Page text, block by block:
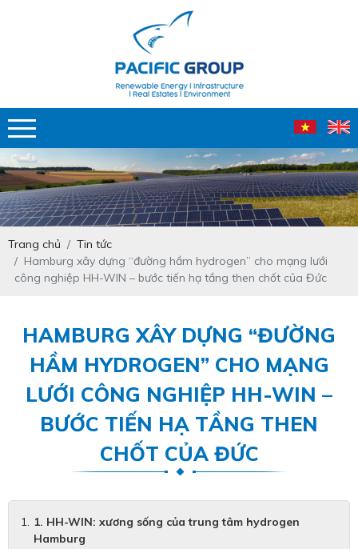
Trang chủ
Tin tức
Hamburg xây dựng “đường hầm hydrogen” cho mạng lưới
công nghiệp HH-WIN – bước tiến hạ tầng then chốt của Đức
HAMBURG XÂY DỰNG “ĐƯỜNG
HẦM HYDROGEN” CHO MẠNG
LƯỚI CÔNG NGHIỆP HH-WIN –
BƯỚC TIẾN HẠ TẦNG THEN
CHỐT CỦA ĐỨC
1. HH-WIN: xương sống của trung tâm hydrogen
Hamburg